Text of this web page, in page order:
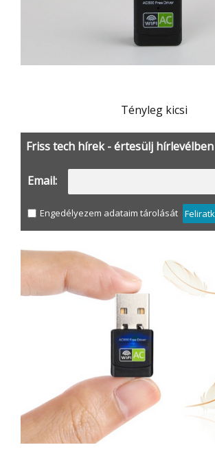
Tényleg kicsi
Friss tech hírek - értesülj hírlevélben
Email:
Engedélyezem adataim tárolását